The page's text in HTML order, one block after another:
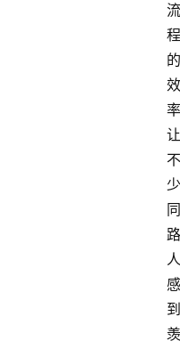
流
程
的
效
率
让
不
少
同
路
人
感
到
羡